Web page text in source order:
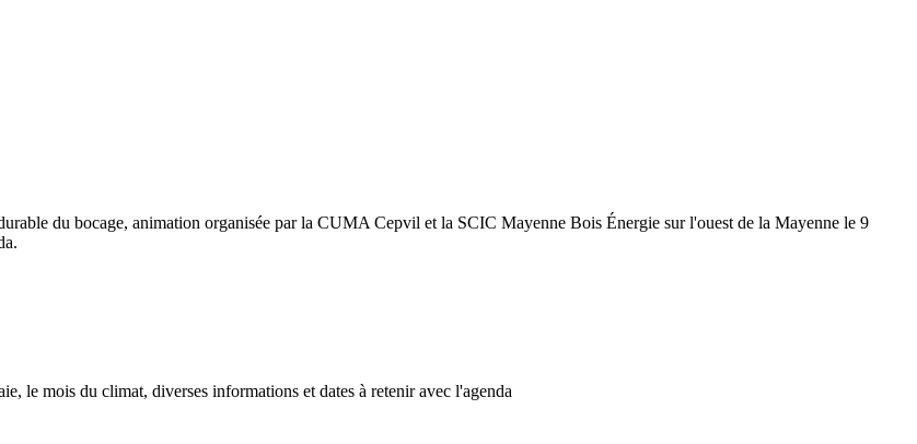
du bocage, animation organisée par la CUMA Cepvil et la SCIC Mayenne Bois Énergie sur l'ouest de la Mayenne le 9
le mois du climat, diverses informations et dates à retenir avec l'agenda